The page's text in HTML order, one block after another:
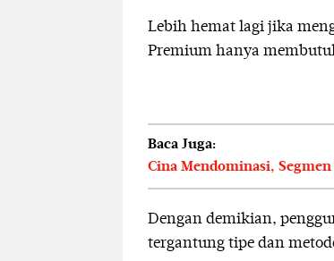
Lebih hemat lagi jika
Premium hanya
Baca Juga:
Cina Mendominasi,
Dengan demikian,
tergantung tipe dan